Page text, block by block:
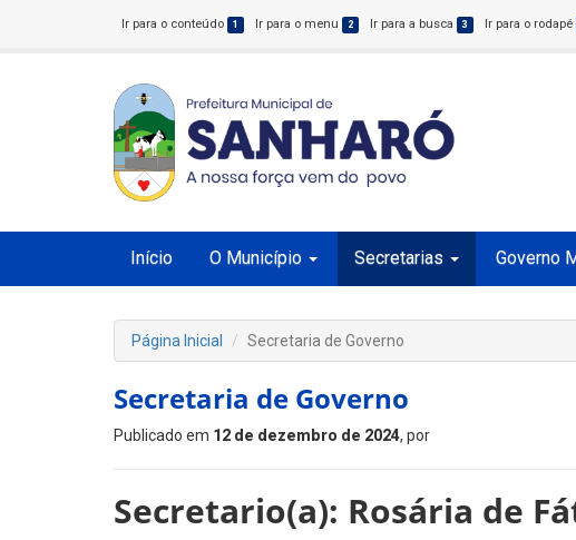
Ir para o conteúdo 1 Ir para o menu 2 Ir para a busca 3 Ir para o rodapé
Início O Município Secretarias Governo
Página Inicial Secretaria de Governo
Secretaria de Governo
Publicado em 12 de dezembro de 2024, por
Secretario(a): Rosária de